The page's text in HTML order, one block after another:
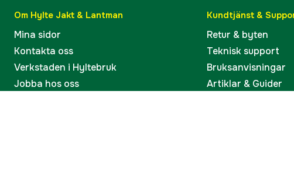
Om Hylte Jakt & Lantman
Mina sidor
Kontakta oss
Verkstaden i Hyltebruk
Jobba hos oss
Kundtjänst &
Retur & byten
Teknisk support
Bruksanvisningar
Artiklar & Guider